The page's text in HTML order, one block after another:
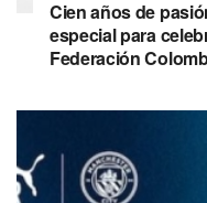
Cien años de
especial para
Federación